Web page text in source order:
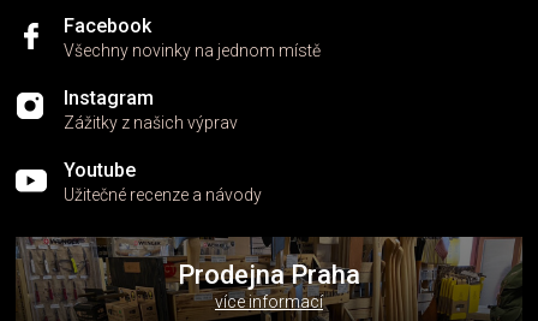
Facebook
Všechny novinky na jednom místě
Instagram
Zážitky z našich výprav
Youtube
Užitečné recenze a návody
Prodejna Praha
více informací